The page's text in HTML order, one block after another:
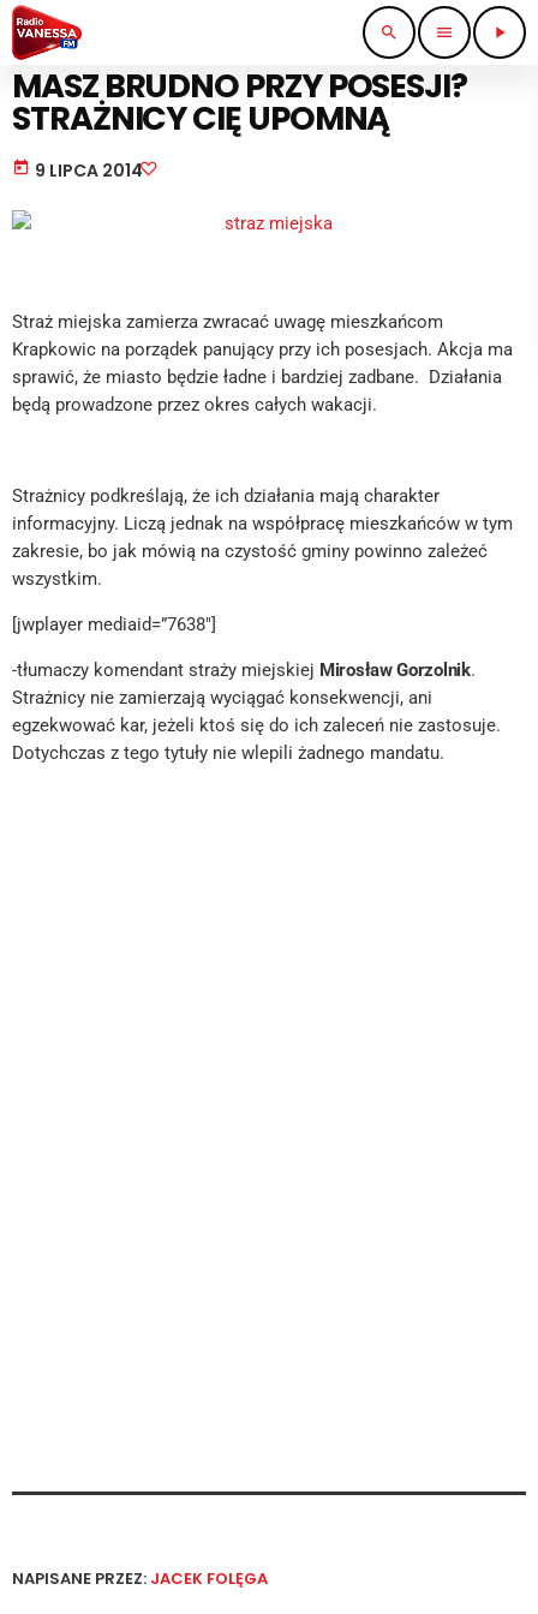
search menu play_arrow
WIADOMOŚCI
MASZ BRUDNO PRZY POSESJI?
STRAŻNICY CIĘ UPOMNĄ
today 9 LIPCA 2014
Straż miejska zamierza zwracać uwagę mieszkańcom
Krapkowic na porządek panujący przy ich posesjach. Akcja ma
sprawić, że miasto będzie ładne i bardziej zadbane. Działania
będą prowadzone przez okres całych wakacji.
Strażnicy podkreślają, że ich działania mają charakter
informacyjny. Liczą jednak na współpracę mieszkańców w tym
zakresie, bo jak mówią na czystość gminy powinno zależeć
wszystkim.
[jwplayer mediaid=”7638″]
-tłumaczy komendant straży miejskiej Mirosław Gorzolnik.
Strażnicy nie zamierzają wyciągać konsekwencji, ani
egzekwować kar, jeżeli ktoś się do ich zaleceń nie zastosuje.
Dotychczas z tego tytuły nie wlepili żadnego mandatu.
NAPISANE PRZEZ: JACEK FOLĘGA